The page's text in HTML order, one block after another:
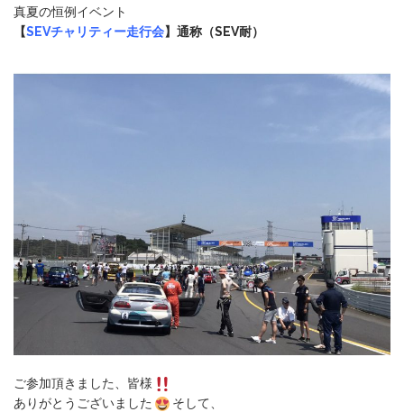
真夏の恒例イベント
【SEVチャリティー走行会】通称（SEV耐）
ご参加頂きました、皆様
ありがとうございました
そして、